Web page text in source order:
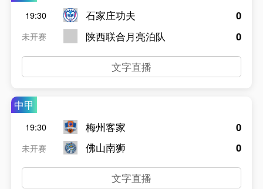
19:30
未开赛
石家庄功夫
陕西联合月亮泊队
0
0
文字直播
中甲
19:30
未开赛
梅州客家
佛山南狮
0
0
文字直播